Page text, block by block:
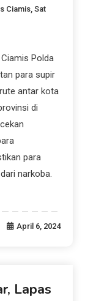
Ciamis,Sat
Polda
para supir
antar kota
di
para
narkoba.
April 6, 2024
Lapas